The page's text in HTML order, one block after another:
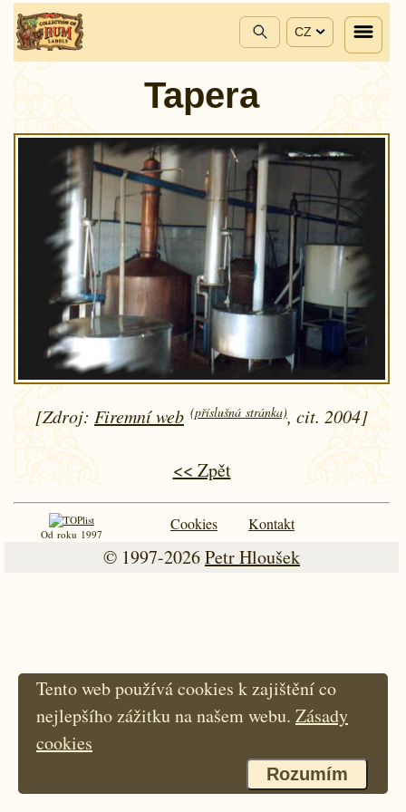
CZ
Tapera
[Zdroj: Firemní web (příslušná stránka), cit. 2004]
<< Zpět
Od roku 1997
Cookies Kontakt
© 1997-2026Petr Hloušek
Tento web používá cookies k zajištění co
nejlepšího zážitku na našem webu. Zásady
cookies
Rozumím